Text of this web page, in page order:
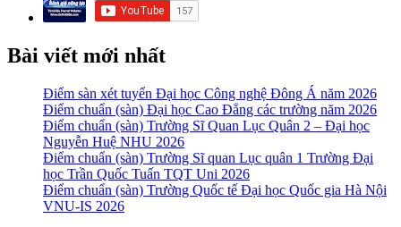
Bài viết mới nhất
Điểm sàn xét tuyển Đại học Công nghệ Đông Á năm 2026
Điểm chuẩn (sàn) Đại học Cao Đẳng các trường năm 2026
Điểm chuẩn (sàn) Trường Sĩ Quan Lục Quân 2 – Đại học
Nguyễn Huệ NHU 2026
Điểm chuẩn (sàn) Trường Sĩ quan Lục quân 1 Trường Đại
học Trần Quốc Tuấn TQT Uni 2026
Điểm chuẩn (sàn) Trường Quốc tế Đại học Quốc gia Hà Nội
VNU-IS 2026